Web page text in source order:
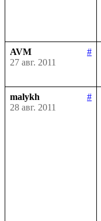
AVM
#
27 авг. 2011
malykh
#
28 авг. 2011